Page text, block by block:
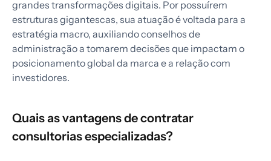
grandes transformações digitais. Por possuírem
estruturas gigantescas, sua atuação é voltada para a
estratégia macro, auxiliando conselhos de
administração a tomarem decisões que impactam o
posicionamento global da marca e a relação com
investidores.
Quais as vantagens de contratar
consultorias especializadas?